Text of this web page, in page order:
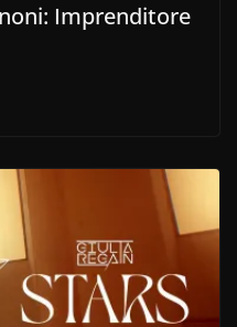
Imprenditore